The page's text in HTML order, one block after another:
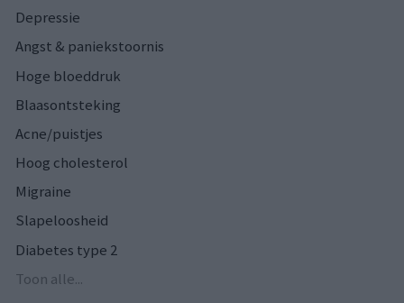
Depressie
Angst & paniekstoornis
Hoge bloeddruk
Blaasontsteking
Acne/puistjes
Hoog cholesterol
Migraine
Slapeloosheid
Diabetes type 2
Toon alle...